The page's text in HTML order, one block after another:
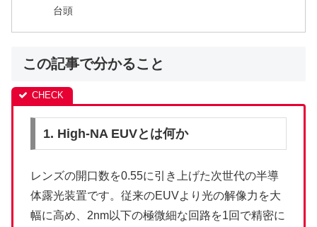
台頭
この記事で分かること
1. High-NA EUVとは何か
レンズの開口数を0.55に引き上げた次世代の半導
体露光装置です。従来のEUVより光の解像力を大
幅に高め、2nm以下の極微細な回路を1回で精密に